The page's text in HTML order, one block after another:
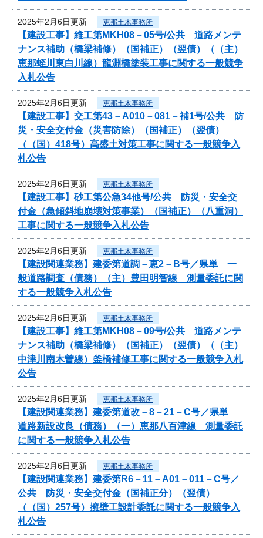
2025年2月6日更新 恵那土木事務所
【建設工事】維工第MKH08－05号/公共 道路メンテ
ナンス補助（橋梁補修）（国補正）（翌債）（（主）
恵那蛭川東白川線）龍淵橋塗装工事に関する一般競争
入札公告
2025年2月6日更新 恵那土木事務所
【建設工事】交工第43－A010－081－補1号/公共 防
災・安全交付金（災害防除）（国補正）（翌債）
（（国）418号）高盛土対策工事に関する一般競争入
札公告
2025年2月6日更新 恵那土木事務所
【建設工事】砂工第公急34他号/公共 防災・安全交
付金（急傾斜地崩壊対策事業）（国補正）（八重洞）
工事に関する一般競争入札公告
2025年2月6日更新 恵那土木事務所
【建設関連業務】建委第道調－恵2－B号／県単 一
般道路調査（債務）（主）豊田明智線 測量委託に関
する一般競争入札公告
2025年2月6日更新 恵那土木事務所
【建設工事】維工第MKH08－09号/公共 道路メンテ
ナンス補助（橋梁補修）（国補正）（翌債）（（主）
中津川南木曽線）釜橋補修工事に関する一般競争入札
公告
2025年2月6日更新 恵那土木事務所
【建設関連業務】建委第道改－8－21－C号／県単
道路新設改良（債務）（一）恵那八百津線 測量委託
に関する一般競争入札公告
2025年2月6日更新 恵那土木事務所
【建設関連業務】建委第R6－11－A01－011－C号／
公共 防災・安全交付金（国補正分）（翌債）
（（国）257号）擁壁工設計委託に関する一般競争入
札公告